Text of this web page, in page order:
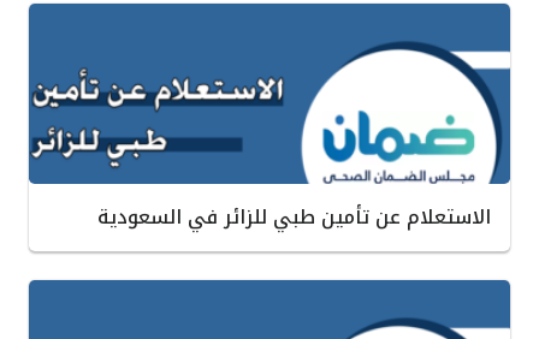
الاستعلام عن تأمين طبي للزائر في السعودية